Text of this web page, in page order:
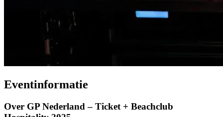
Eventinformatie
Over GP Nederland – Ticket + Beachclub